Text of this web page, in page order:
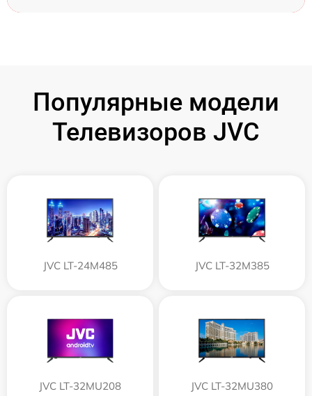
Популярные модели
Телевизоров JVC
JVC LT-24M485 JVC LT-32M385
JVC LT-32MU208 JVC LT-32MU380